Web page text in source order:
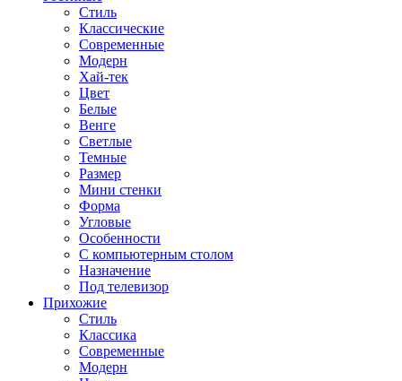
Стиль
Классические
Современные
Модерн
Хай-тек
Цвет
Белые
Венге
Светлые
Темные
Размер
Мини стенки
Форма
Угловые
Особенности
С компьютерным столом
Назначение
Под телевизор
Прихожие
Стиль
Классика
Современные
Модерн